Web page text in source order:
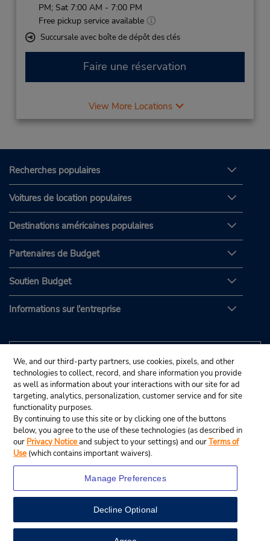
View Map
PM; Sat 7:00 AM - 7:00 PM
Free pickup service available
Succursale avec boîte de dépôt des clés
Faire une réservation
View More Locations
Recherches populaires
Voitures de location populaires
Destinations américaines populaires
Partenaires de Budget
Soutien Budget
Informations sur l'entreprise
© Budget Rent A Car System, Inc., 2025.
We, and our third-party partners, use cookies, pixels, and other
technologies to collect, record, and share information you provide
as well as information about your interactions with our site for ad
targeting, analytics, personalization, customer service and for site
functionality purposes.
By continuing to use this site or by clicking one of the buttons
below, you agree to the use of these technologies (as described in
our Privacy Noticeand subject to your settings) and ourTerms of
Use (which contains important waivers).
Manage Preferences
Decline Optional